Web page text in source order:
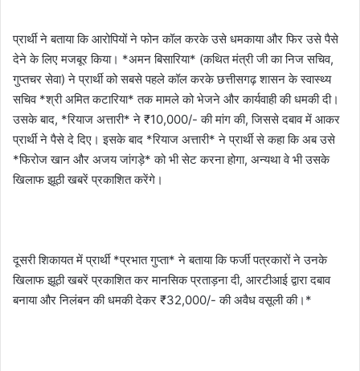
प्रार्थी ने बताया कि आरोपियों ने फोन कॉल करके उसे धमकाया और फिर उसे पैसे
देने के लिए मजबूर किया। *अमन बिसारिया* (कथित मंत्री जी का निज सचिव,
गुप्तचर सेवा) ने प्रार्थी को सबसे पहले कॉल करके छत्तीसगढ़ शासन के स्वास्थ्य
सचिव *श्री अमित कटारिया* तक मामले को भेजने और कार्यवाही की धमकी दी।
उसके बाद, *रियाज अत्तारी* ने ₹10,000/- की मांग की, जिससे दबाव में आकर
प्रार्थी ने पैसे दे दिए। इसके बाद *रियाज अत्तारी* ने प्रार्थी से कहा कि अब उसे
*फिरोज खान और अजय जांगड़े* को भी सेट करना होगा, अन्यथा वे भी उसके
खिलाफ झूठी खबरें प्रकाशित करेंगे।
दूसरी शिकायत में प्रार्थी *प्रभात गुप्ता* ने बताया कि फर्जी पत्रकारों ने उनके
खिलाफ झूठी खबरें प्रकाशित कर मानसिक प्रताड़ना दी, आरटीआई द्वारा दबाव
बनाया और निलंबन की धमकी देकर ₹32,000/- की अवैध वसूली की।*